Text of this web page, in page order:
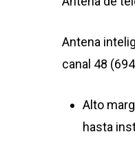
Antena
canal 48
Alto
hasta